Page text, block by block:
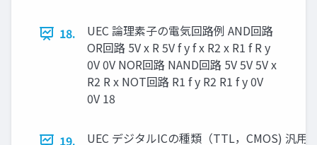
18.
UEC 論理素子の電気回路例 AND回路
OR回路 5V x R 5V f y f x R2 x R1 f R y
0V 0V NOR回路 NAND回路 5V 5V 5V x
R2 R x NOT回路 R1 f y R2 R1 f y 0V
0V 18
19.
UEC デジタルICの種類（TTL，CMOS) 汎用